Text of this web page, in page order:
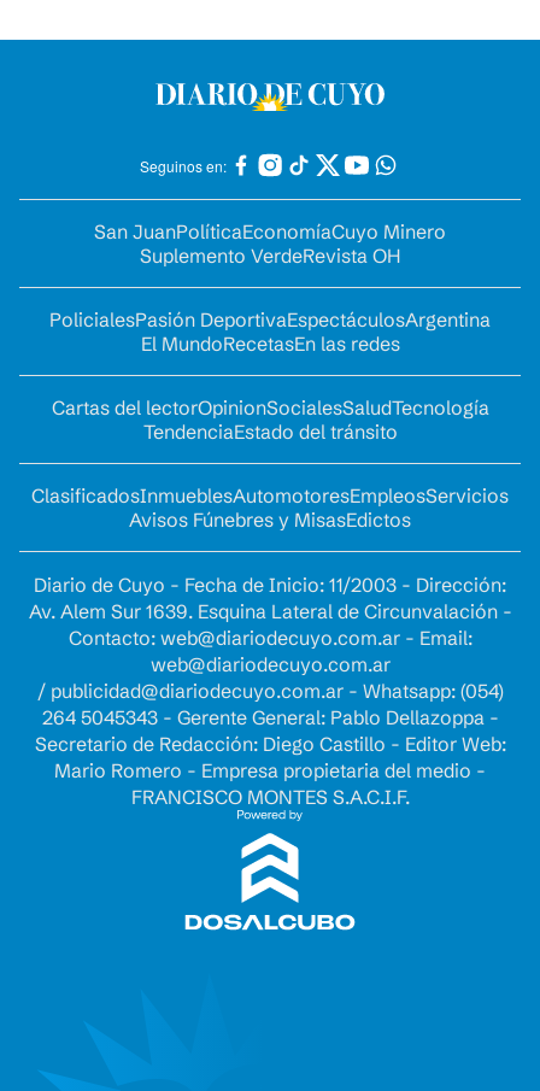
Seguinos en:
San JuanPolíticaEconomíaCuyo Minero
Suplemento VerdeRevista OH
PolicialesPasión DeportivaEspectáculosArgentina
El MundoRecetasEn las redes
Cartas del lectorOpinionSocialesSaludTecnología
TendenciaEstado del tránsito
ClasificadosInmueblesAutomotoresEmpleosServicios
Avisos Fúnebres y MisasEdictos
Diario de Cuyo - Fecha de Inicio: 11/2003 - Dirección:
Av. Alem Sur 1639. Esquina Lateral de Circunvalación -
Contacto: web@diariodecuyo.com.ar- Email:
web@diariodecuyo.com.ar
/ publicidad@diariodecuyo.com.ar- Whatsapp: (054)
264 5045343 - Gerente General: Pablo Dellazoppa -
Secretario de Redacción: Diego Castillo - Editor Web:
Mario Romero - Empresa propietaria del medio -
FRANCISCO MONTES S.A.C.I.F.